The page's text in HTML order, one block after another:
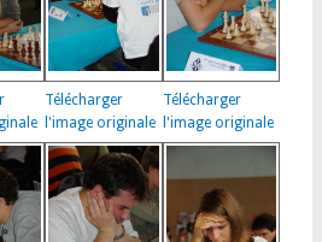
Télécharger
l'image originale
Télécharger
l'image originale